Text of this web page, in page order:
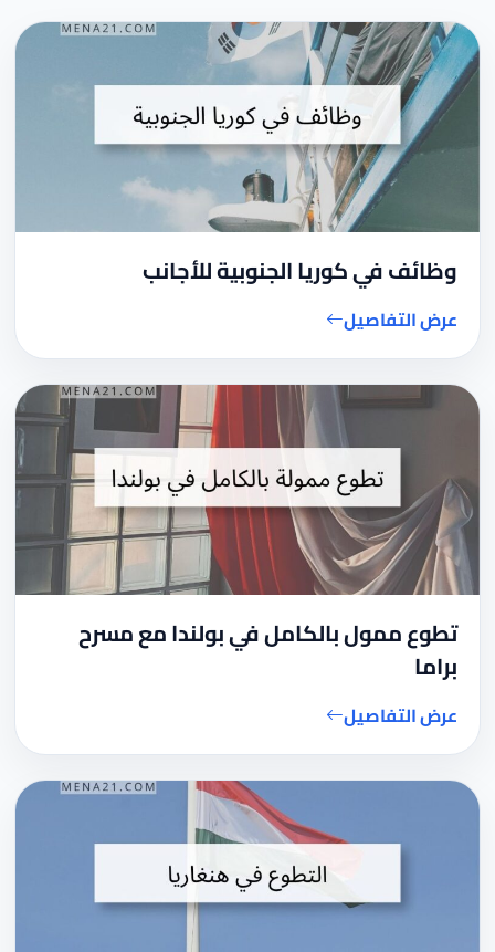
وظائف في كوريا الجنوبية للأجانب
عرض التفاصيل
تطوع ممول بالكامل في بولندا مع مسرح
براما
عرض التفاصيل